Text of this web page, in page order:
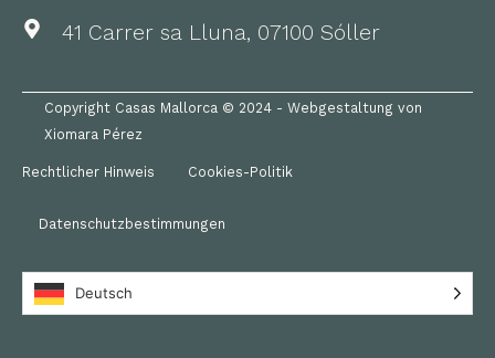
41 Carrer sa Lluna, 07100 Sóller
Copyright Casas Mallorca © 2024 - Webgestaltung von
Xiomara Pérez
Rechtlicher Hinweis Cookies-Politik
Datenschutzbestimmungen
Deutsch